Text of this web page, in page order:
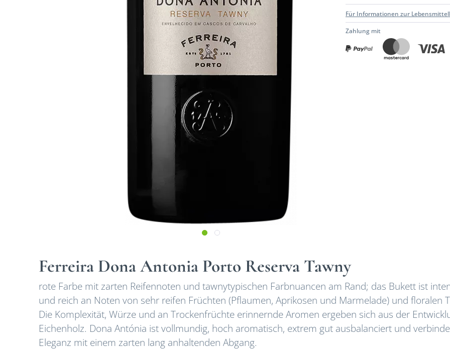
Für Informationen zur
Zahlung mit
Ferreira Dona Antonia Porto Reserva Tawny
rote Farbe mit zarten Reifennoten und tawnytypischen Farbnuancen am Rand; das Bukett ist
und reich an Noten von sehr reifen Früchten (Pflaumen, Aprikosen und Marmelade) und floralen
Die Komplexität, Würze und an Trockenfrüchte erinnernde Aromen ergeben sich aus der
Eichenholz. Dona Antónia ist vollmundig, hoch aromatisch, extrem gut ausbalanciert und
Eleganz mit einem zarten lang anhaltenden Abgang.